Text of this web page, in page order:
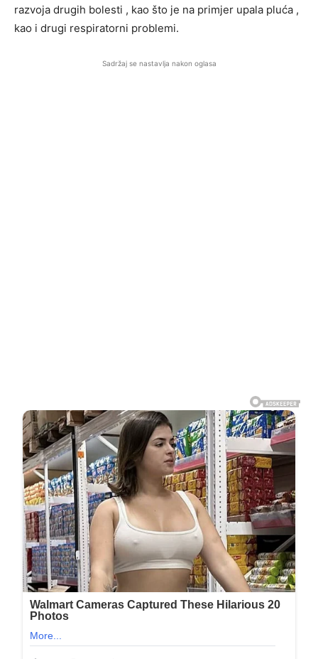
razvoja drugih bolesti , kao što je na primjer upala pluća ,
kao i drugi respiratorni problemi.
Sadržaj se nastavlja nakon oglasa